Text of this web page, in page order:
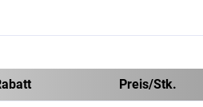
Preis/Stk.